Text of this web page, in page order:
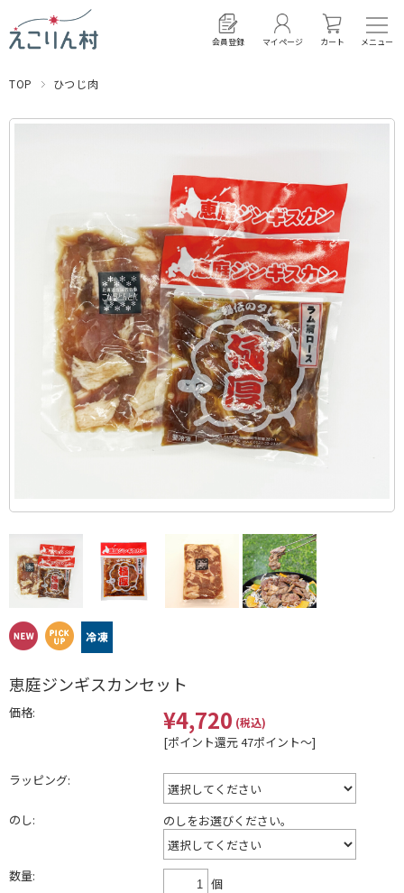
会員登録 マイページ カート
TOP ひつじ肉
恵庭ジンギスカンセット
価格: ¥4,720 (税込)
[ポイント還元 47ポイント～]
ラッピング:
のし: のしをお選びください。
数量:
個